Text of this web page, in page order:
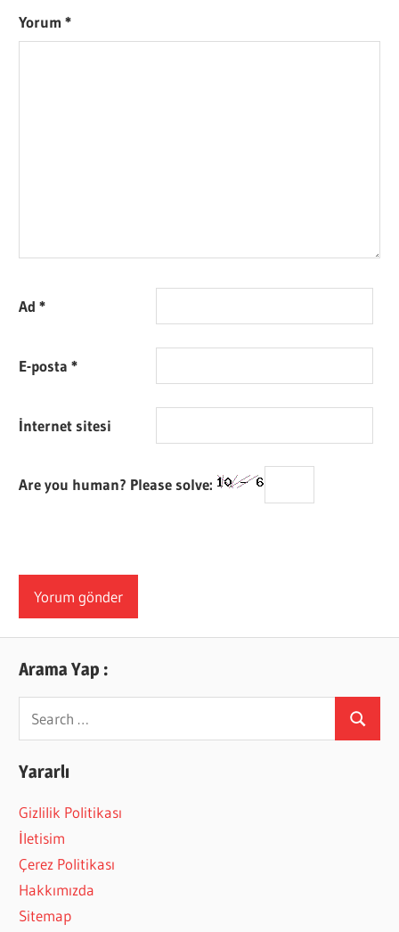
Yorum*
Ad*
E-posta*
İnternet sitesi
Are you human? Please solve:
Arama Yap :
Search
for:
Search
Yararlı
Gizlilik Politikası
İletisim
Çerez Politikası
Hakkımızda
Sitemap